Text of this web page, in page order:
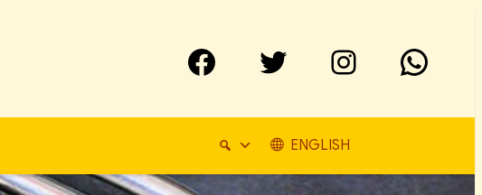
Facebook Twitter Instagram WhatsApp
ENGLISH